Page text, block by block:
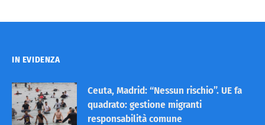
IN EVIDENZA
Ceuta, Madrid: “Nessun rischio”. UE fa
quadrato: gestione migranti
responsabilità comune